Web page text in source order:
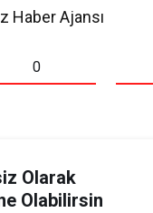
Haber Ajansı
0
Olarak
Olabilirsin